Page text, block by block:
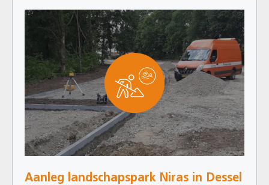
Aanleg landschapspark Niras in Dessel